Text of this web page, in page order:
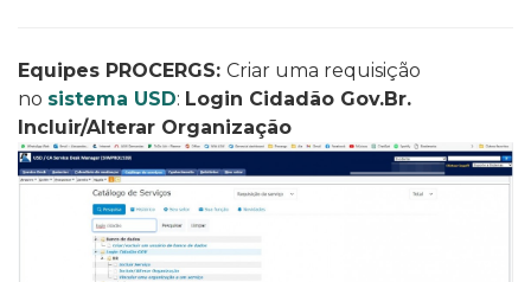
Equipes PROCERGS: Criar uma requisição
no sistema USD: Login Cidadão Gov.Br.
Incluir/Alterar Organização